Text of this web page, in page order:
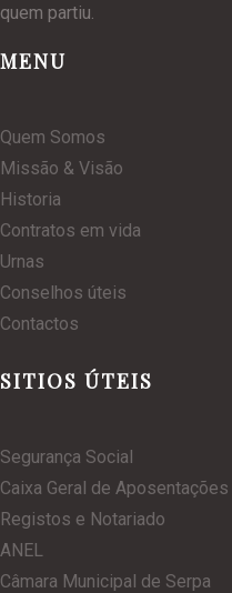
quem partiu.
MENU
Quem Somos
Missão & Visão
Historia
Contratos em vida
Urnas
Conselhos úteis
Contactos
SITIOS ÚTEIS
Segurança Social
Caixa Geral de Aposentações
Registos e Notariado
ANEL
Câmara Municipal de Serpa